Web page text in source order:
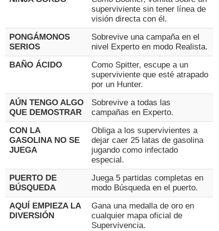
superviviente sin tener línea de
visión directa con él.
PONGÁMONOS
SERIOS
Sobrevive una campaña en el
nivel Experto en modo Realista.
BAÑO ÁCIDO
Como Spitter, escupe a un
superviviente que esté atrapado
por un Hunter.
AÚN TENGO ALGO
QUE DEMOSTRAR
Sobrevive a todas las
campañas en Experto.
CON LA
GASOLINA NO SE
JUEGA
Obliga a los supervivientes a
dejar caer 25 latas de gasolina
jugando como infectado
especial.
PUERTO DE
BÚSQUEDA
Juega 5 partidas completas en
modo Búsqueda en el puerto.
AQUÍ EMPIEZA LA
DIVERSIÓN
Gana una medalla de oro en
cualquier mapa oficial de
Supervivencia.